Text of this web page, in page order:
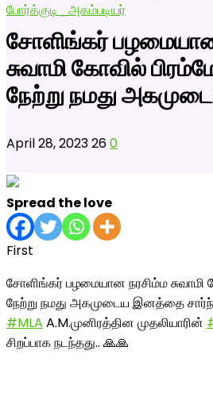
போர்க்குடி_அகம்படியர்
சோளிங்கர்
சுவாமி கோவில்
நேற்று நமது
April 28, 2023260
Spread the love
First
சோளிங்கர் பழமையான நரசிம்ம
நேற்று நமது அகமுடைய இனத்தை
#MLA A.M.முனிரத்தின முதலியாரின்
சிறப்பாக நடந்தது.. 🙏🙏